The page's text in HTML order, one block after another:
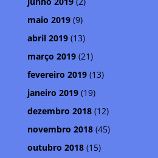
maio 2019(9)
abril 2019(13)
março 2019(21)
fevereiro 2019(13)
janeiro 2019(19)
dezembro 2018(12)
novembro 2018(45)
outubro 2018(15)